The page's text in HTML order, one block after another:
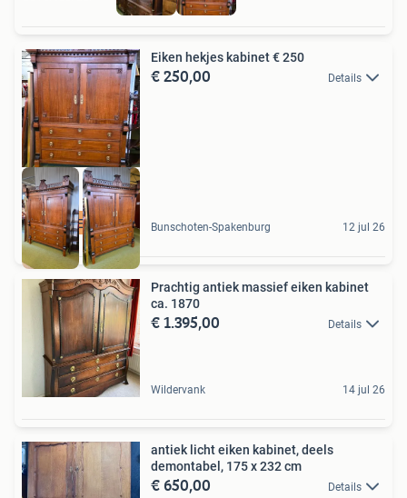
ANTIQUES & MORE
Eiken hekjes kabinet € 250
€ 250,00 Details
Bunschoten-Spakenburg 12 jul 26
Prachtig antiek massief eiken kabinet
ca. 1870
€ 1.395,00 Details
Wildervank 14 jul 26
antiek licht eiken kabinet, deels
demontabel, 175 x 232 cm
€ 650,00 Details